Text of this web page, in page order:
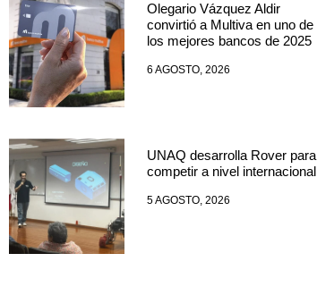
Olegario Vázquez Aldir
convirtió a Multiva en uno de
los mejores bancos de 2025
6 AGOSTO, 2026
UNAQ desarrolla Rover para
competir a nivel internacional
5 AGOSTO, 2026